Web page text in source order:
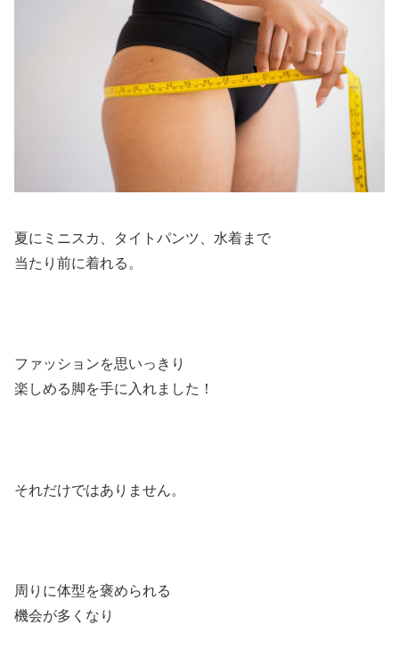
夏にミニスカ、タイトパンツ、水着まで
当たり前に着れる。
ファッションを思いっきり
楽しめる脚を手に入れました！
それだけではありません。
周りに体型を褒められる
機会が多くなり